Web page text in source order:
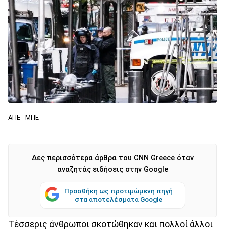
ΑΠΕ - ΜΠΕ
Δες περισσότερα άρθρα του CNN Greece όταν
αναζητάς ειδήσεις στην Google
Προσθήκη ως προτιμώμενη πηγή
στα αποτελέσματα Google
Τέσσερις άνθρωποι σκοτώθηκαν και πολλοί άλλοι